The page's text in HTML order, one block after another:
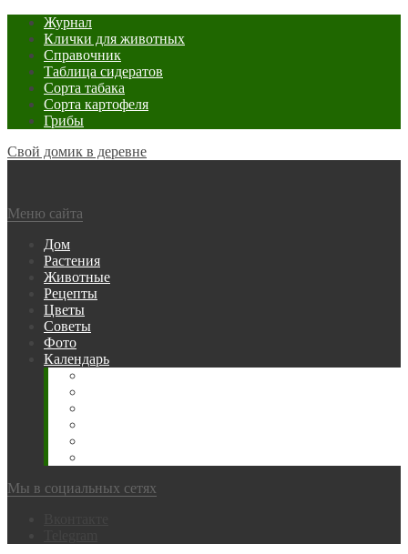
Журнал
Клички для животных
Справочник
Таблица сидератов
Сорта табака
Сорта картофеля
Грибы
Свой домик в деревне
Меню сайта
Дом
Растения
Животные
Рецепты
Цветы
Советы
Фото
Календарь
Мы в социальных сетях